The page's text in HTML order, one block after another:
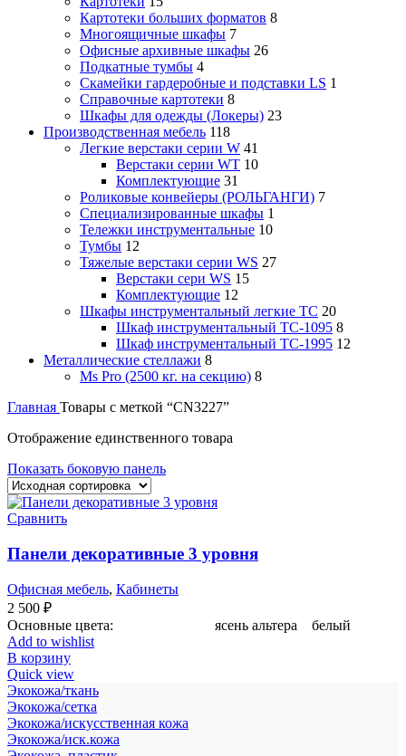
Картотеки больших форматов 8
Многоящичные шкафы 7
Офисные архивные шкафы 26
Подкатные тумбы 4
Скамейки гардеробные и подставки LS 1
Справочные картотеки 8
Шкафы для одежды (Локеры) 23
Производственная мебель 118
Легкие верстаки серии W 41
Верстаки серии WT 10
Комплектующие 31
Роликовые конвейеры (РОЛЬГАНГИ) 7
Специализированные шкафы 1
Тележки инструментальные 10
Тумбы 12
Тяжелые верстаки серии WS 27
Верстаки сери WS 15
Комплектующие 12
Шкафы инструментальный легкие ТС 20
Шкаф инструментальный TC-1095 8
Шкаф инструментальный TC-1995 12
Металлические стеллажи 8
Ms Pro (2500 кг. на секцию) 8
Главная Товары с меткой “CN3227”
Отображение единственного товара
Показать боковую панель
Сравнить
Панели декоративные 3 уровня
Офисная мебель, Кабинеты
2 500 ₽
Основные цвета: ясень альтера белый
Add to wishlist
В корзину
Quick view
Экокожа/ткань
Экокожа/сетка
Экокожа/искусственная кожа
Экокожа/иск.кожа